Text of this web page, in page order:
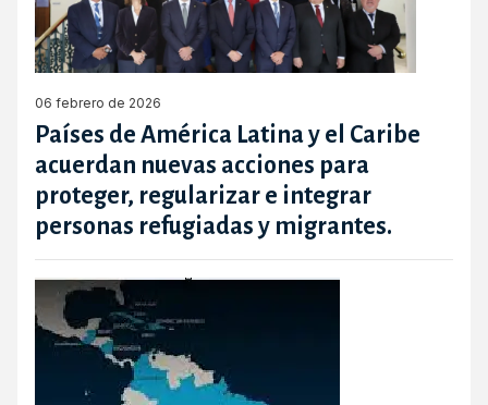
06 febrero de 2026
Países de América Latina y el Caribe
acuerdan nuevas acciones para
proteger, regularizar e integrar
personas refugiadas y migrantes.